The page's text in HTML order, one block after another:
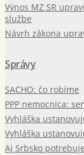
Výnos MZ SR
službe
Návrh zákona
Správy
SACHO: čo robíme
PPP nemocnica:
Vyhláška
Vyhláška
Aj Srbsko